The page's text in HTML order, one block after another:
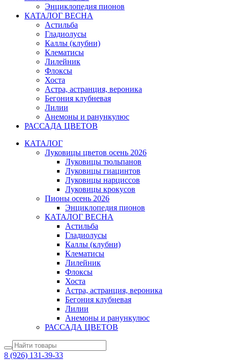
Энциклопедия пионов
КАТАЛОГ ВЕСНА
Астильба
Гладиолусы
Каллы (клубни)
Клематисы
Лилейник
Флоксы
Хоста
Астра, астранция, вероника
Бегония клубневая
Лилии
Анемоны и ранункулюс
РАССАДА ЦВЕТОВ
КАТАЛОГ
Луковицы цветов осень 2026
Луковицы тюльпанов
Луковицы гиацинтов
Луковицы нарциссов
Луковицы крокусов
Пионы осень 2026
Энциклопедия пионов
КАТАЛОГ ВЕСНА
Астильба
Гладиолусы
Каллы (клубни)
Клематисы
Лилейник
Флоксы
Хоста
Астра, астранция, вероника
Бегония клубневая
Лилии
Анемоны и ранункулюс
РАССАДА ЦВЕТОВ
8 (926) 131-39-33